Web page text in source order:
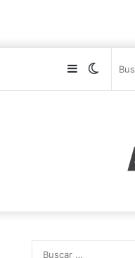
Switch
Sidebar